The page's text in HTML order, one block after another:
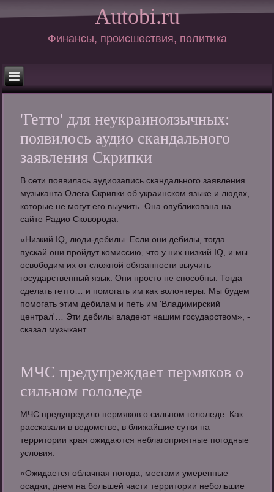
Autobi.ru
Финансы, происшествия, политика
'Гетто' для неукраиноязычных:
появилось аудио скандального
заявления Скрипки
В сети появилась аудиозапись скандального заявления
музыканта Олега Скрипки об украинском языке и людях,
которые не могут его выучить. Она опубликована на
сайте Радио Сковорода.
«Низкий IQ, люди-дебилы. Если они дебилы, тогда
пускай они пройдут комиссию, что у них низкий IQ, и мы
освободим их от сложной обязанности выучить
государственный язык. Они просто не способны. Тогда
сделать гетто… и помогать им как волонтеры. Мы будем
помогать этим дебилам и петь им 'Владимирский
централ'… Эти дебилы владеют нашим государством», -
сказал музыкант.
МЧС предупреждает пермяков о
сильном гололеде
МЧС предупредило пермяков о сильном гололеде. Как
рассказали в ведомстве, в ближайшие сутки на
территории края ожидаются неблагоприятные погодные
условия.
«Ожидается облачная погода, местами умеренные
осадки, днем на большей части территории небольшие